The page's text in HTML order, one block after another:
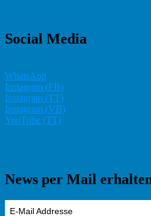
Social Media
WhatsApp
Instagram (FB)
Instagram (TT)
Instagram (VB)
YouTube (TT)
News per Mail
E-Mail Addresse